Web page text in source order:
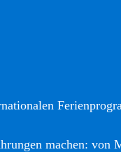
machen: von